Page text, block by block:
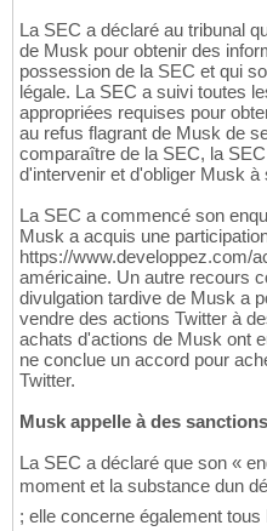
La SEC a déclaré au tribunal
de Musk pour obtenir des
possession de la SEC et qui
légale. La SEC a suivi toutes
appropriées requises pour
au refus flagrant de Musk de
comparaître de la SEC, la
d'intervenir et d'obliger Musk à
La SEC a commencé son
Musk a acquis une
https://www.developpez.com/
américaine. Un autre recours
divulgation tardive de Musk a
vendre des actions Twitter à
achats d'actions de Musk ont
ne conclue un accord pour
Twitter.
Musk appelle à des
La SEC a déclaré que son «
moment et la substance dun
; elle concerne également tous